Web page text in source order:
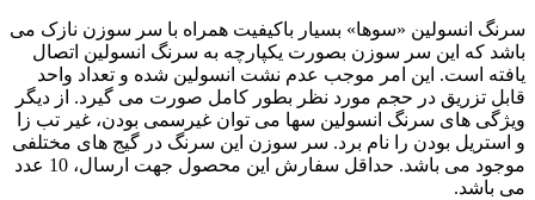
سرنگ انسولین «سوها» بسیار باکیفیت همراه با سر سوزن نازک می
باشد که این سر سوزن بصورت یکپارچه به سرنگ انسولین اتصال
یافته است. این امر موجب عدم نشت انسولین شده و تعداد واحد
قابل تزریق در حجم مورد نظر بطور کامل صورت می گیرد. از دیگر
ویژگی های سرنگ انسولین سها می توان غیرسمی بودن، غیر تب زا
و استریل بودن را نام برد. سر سوزن این سرنگ در گیج های مختلفی
موجود می باشد. حداقل سفارش این محصول جهت ارسال، 10 عدد
می باشد.